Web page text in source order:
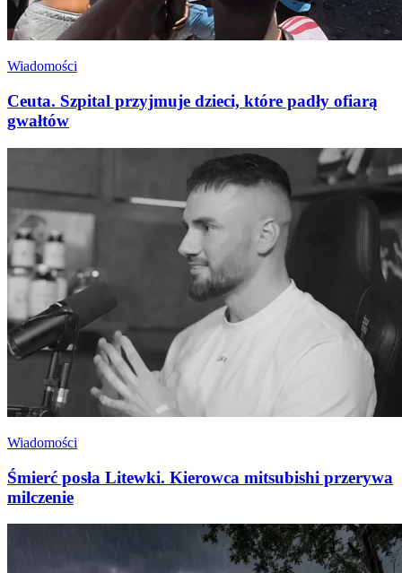
Wiadomości
Ceuta. Szpital przyjmuje dzieci, które padły ofiarą
gwałtów
Wiadomości
Śmierć posła Litewki. Kierowca mitsubishi przerywa
milczenie